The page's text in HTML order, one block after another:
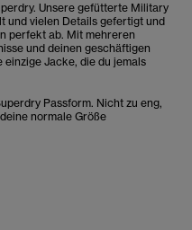
Unsere gefütterte Military
und vielen Details gefertigt und
perfekt ab. Mit mehreren
und deinen geschäftigen
einzige Jacke, die du jemals
Passform. Nicht zu eng,
normale Größe